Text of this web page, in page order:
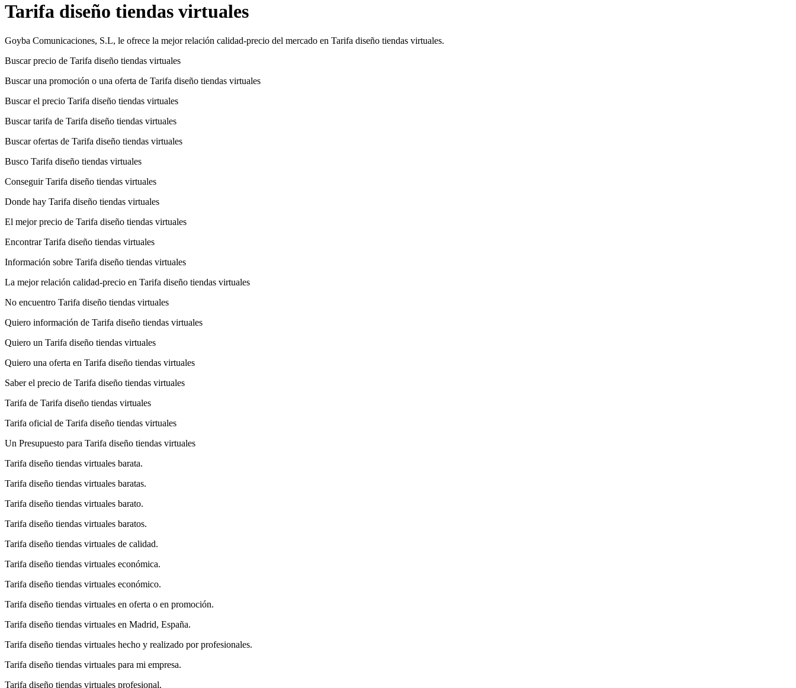
Tarifa diseño tiendas virtuales
Goyba Comunicaciones, S.L, le ofrece la mejor relación calidad-precio del mercado en Tarifa diseño tiendas virtuales.
Buscar precio de Tarifa diseño tiendas virtuales
Buscar una promoción o una oferta de Tarifa diseño tiendas virtuales
Buscar el precio Tarifa diseño tiendas virtuales
Buscar tarifa de Tarifa diseño tiendas virtuales
Buscar ofertas de Tarifa diseño tiendas virtuales
Busco Tarifa diseño tiendas virtuales
Conseguir Tarifa diseño tiendas virtuales
Donde hay Tarifa diseño tiendas virtuales
El mejor precio de Tarifa diseño tiendas virtuales
Encontrar Tarifa diseño tiendas virtuales
Información sobre Tarifa diseño tiendas virtuales
La mejor relación calidad-precio en Tarifa diseño tiendas virtuales
No encuentro Tarifa diseño tiendas virtuales
Quiero información de Tarifa diseño tiendas virtuales
Quiero un Tarifa diseño tiendas virtuales
Quiero una oferta en Tarifa diseño tiendas virtuales
Saber el precio de Tarifa diseño tiendas virtuales
Tarifa de Tarifa diseño tiendas virtuales
Tarifa oficial de Tarifa diseño tiendas virtuales
Un Presupuesto para Tarifa diseño tiendas virtuales
Tarifa diseño tiendas virtuales barata.
Tarifa diseño tiendas virtuales baratas.
Tarifa diseño tiendas virtuales barato.
Tarifa diseño tiendas virtuales baratos.
Tarifa diseño tiendas virtuales de calidad.
Tarifa diseño tiendas virtuales económica.
Tarifa diseño tiendas virtuales económico.
Tarifa diseño tiendas virtuales en oferta o en promoción.
Tarifa diseño tiendas virtuales en Madrid, España.
Tarifa diseño tiendas virtuales hecho y realizado por profesionales.
Tarifa diseño tiendas virtuales para mi empresa.
Tarifa diseño tiendas virtuales profesional.